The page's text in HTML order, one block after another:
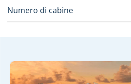
Numero di cabine